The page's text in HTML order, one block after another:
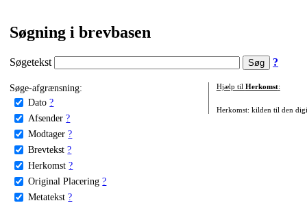
Søgning i brevbasen
Søgetekst ?
Søge-afgrænsning:
Dato ?
Afsender ?
Modtager ?
Brevtekst ?
Herkomst ?
Original Placering ?
Metatekst ?
Hjælp til Herkomst:
Herkomst: kilden til den